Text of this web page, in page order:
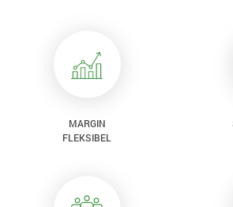
MARGIN
FLEKSIBEL